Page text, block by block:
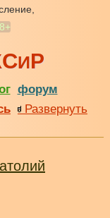
СИР
форум
Развернуть